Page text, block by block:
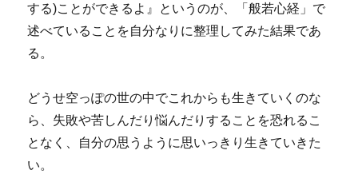
する)ことができるよ』というのが、「般若心経」で
述べていることを自分なりに整理してみた結果であ
る。
どうせ空っぽの世の中でこれからも生きていくのな
ら、失敗や苦しんだり悩んだりすることを恐れるこ
となく、自分の思うように思いっきり生きていきた
い。